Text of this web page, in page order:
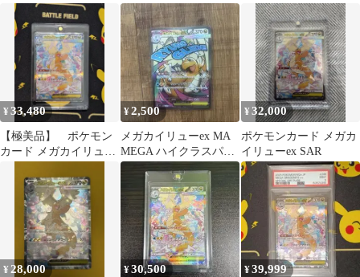
ガドリームex
ワンオーナー
ク MEGAドリームex …
¥33,480
【極美品】 ポケモン
カード メガカイリュー
¥2,500
メガカイリューex MA
MEGA ハイクラスパッ
ク MEGAドリームex
¥32,000
ポケモンカード メガカ
イリューex SAR
¥28,000 ¥30,500 ¥39,999